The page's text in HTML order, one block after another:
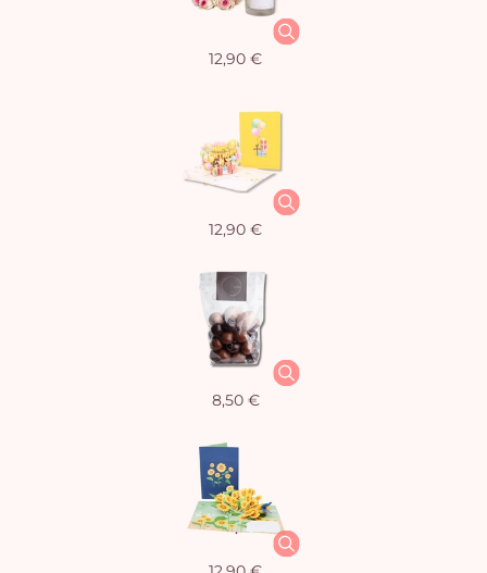
12,90 €
12,90 €
8,50 €